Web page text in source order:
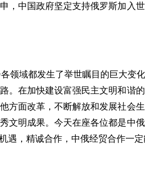
，中国政府坚定支持俄罗斯加入
域都发生了举世瞩目的巨大变
。在加快建设富强民主文明和谐
方面改革，不断解放和发展社会
文明成果。今天在座各位都是中
，精诚合作，中俄经贸合作一定